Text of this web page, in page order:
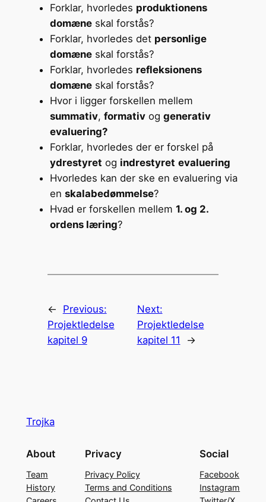
Forklar, hvorledes produktionens
domæneskal forstås?
Forklar, hvorledes det personlige
domæneskal forstås?
Forklar, hvorledes refleksionens
domæneskal forstås?
Hvor i ligger forskellen mellem
summativ, formativog generativ
evaluering?
Forklar, hvorledes der er forskel på
ydrestyret og indrestyret evaluering
Hvorledes kan der ske en evaluering via
en skalabedømmelse?
Hvad er forskellen mellem 1. og 2.
ordens læring?
←
Previous:
Projektledelse
kapitel 9
Next:
Projektledelse
kapitel 11
→
Trojka
About
Team
History
Privacy
Privacy Policy
Terms and Conditions
Social
Facebook
Instagram